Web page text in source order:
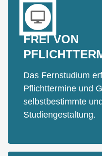
FREI VON
Das Fernstudium
Pflichttermine und
selbstbestimmte
Studiengestaltung.